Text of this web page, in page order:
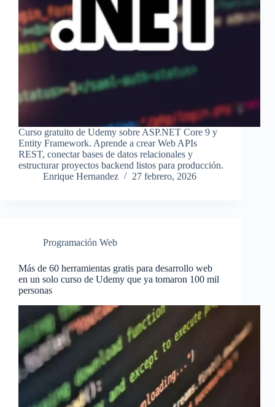
Curso gratuito de Udemy sobre ASP.NET Core 9 y
Entity Framework. Aprende a crear Web APIs
REST, conectar bases de datos relacionales y
estructurar proyectos backend listos para producción.
Enrique Hernandez
27 febrero, 2026
Programación Web
Más de 60 herramientas gratis para desarrollo web
en un solo curso de Udemy que ya tomaron 100 mil
personas